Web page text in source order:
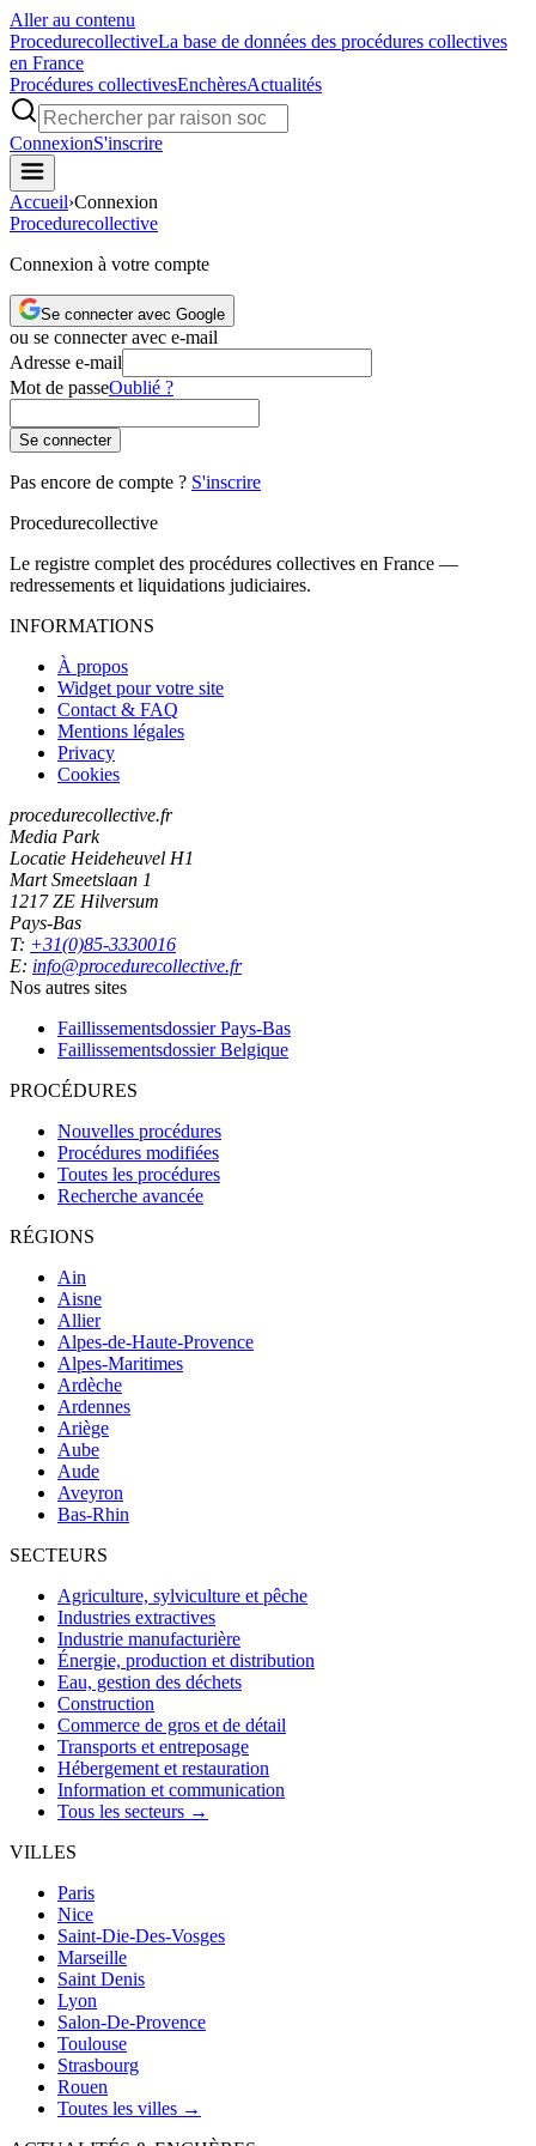
Aller au contenu
ProcedurecollectiveLa base de données des procédures collectives
en France
Procédures collectivesEnchèresActualités
ConnexionS'inscrire
Accueil›Connexion
Procedurecollective
Connexion à votre compte
Se connecter avec Google
ou se connecter avec e-mail
Adresse e-mail
Mot de passeOublié ?
Se connecter
Pas encore de compte ? S'inscrire
Procedurecollective
Le registre complet des procédures collectives en France —
redressements et liquidations judiciaires.
INFORMATIONS
À propos
Widget pour votre site
Contact & FAQ
Mentions légales
Privacy
Cookies
procedurecollective.fr
Media Park
Locatie Heideheuvel H1
Mart Smeetslaan 1
1217 ZE Hilversum
Pays-Bas
T: +31(0)85-3330016
E: info@procedurecollective.fr
Nos autres sites
Faillissementsdossier Pays-Bas
Faillissementsdossier Belgique
PROCÉDURES
Nouvelles procédures
Procédures modifiées
Toutes les procédures
Recherche avancée
RÉGIONS
Ain
Aisne
Allier
Alpes-de-Haute-Provence
Alpes-Maritimes
Ardèche
Ardennes
Ariège
Aube
Aude
Aveyron
Bas-Rhin
SECTEURS
Agriculture, sylviculture et pêche
Industries extractives
Industrie manufacturière
Énergie, production et distribution
Eau, gestion des déchets
Construction
Commerce de gros et de détail
Transports et entreposage
Hébergement et restauration
Information et communication
Tous les secteurs →
VILLES
Paris
Nice
Saint-Die-Des-Vosges
Marseille
Saint Denis
Lyon
Salon-De-Provence
Toulouse
Strasbourg
Rouen
Toutes les villes →